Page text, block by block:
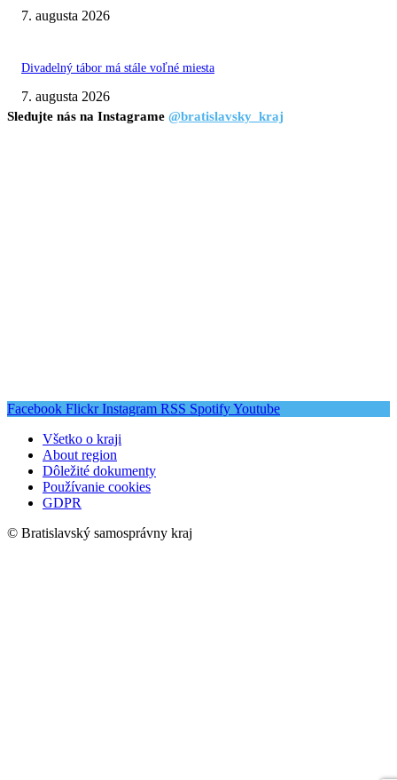
7. augusta 2026
Divadelný tábor má stále voľné miesta
7. augusta 2026
Sledujte nás na Instagrame @bratislavsky_kraj
Facebook Flickr Instagram RSS SpotifyYoutube
Všetko o kraji
About region
Dôležité dokumenty
Používanie cookies
GDPR
© Bratislavský samosprávny kraj